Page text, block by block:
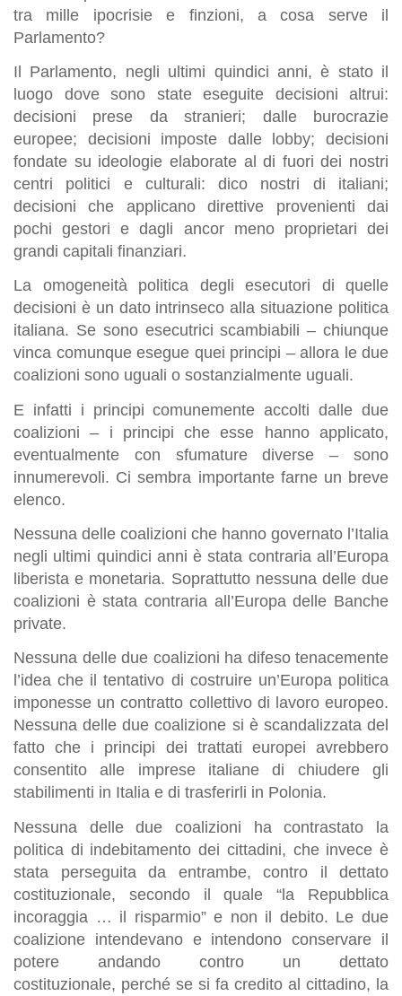
tra mille ipocrisie e finzioni, a cosa serve il
Parlamento?
Il Parlamento, negli ultimi quindici anni, è stato il
luogo dove sono state eseguite decisioni altrui:
decisioni prese da stranieri; dalle burocrazie
europee; decisioni imposte dalle lobby; decisioni
fondate su ideologie elaborate al di fuori dei nostri
centri politici e culturali: dico nostri di italiani;
decisioni che applicano direttive provenienti dai
pochi gestori e dagli ancor meno proprietari dei
grandi capitali finanziari.
La omogeneità politica degli esecutori di quelle
decisioni è un dato intrinseco alla situazione politica
italiana. Se sono esecutrici scambiabili – chiunque
vinca comunque esegue quei principi – allora le due
coalizioni sono uguali o sostanzialmente uguali.
E infatti i principi comunemente accolti dalle due
coalizioni – i principi che esse hanno applicato,
eventualmente con sfumature diverse – sono
innumerevoli. Ci sembra importante farne un breve
elenco.
Nessuna delle coalizioni che hanno governato l’Italia
negli ultimi quindici anni è stata contraria all’Europa
liberista e monetaria. Soprattutto nessuna delle due
coalizioni è stata contraria all’Europa delle Banche
private.
Nessuna delle due coalizioni ha difeso tenacemente
l’idea che il tentativo di costruire un’Europa politica
imponesse un contratto collettivo di lavoro europeo.
Nessuna delle due coalizione si è scandalizzata del
fatto che i principi dei trattati europei avrebbero
consentito alle imprese italiane di chiudere gli
stabilimenti in Italia e di trasferirli in Polonia.
Nessuna delle due coalizioni ha contrastato la
politica di indebitamento dei cittadini, che invece è
stata perseguita da entrambe, contro il dettato
costituzionale, secondo il quale “la Repubblica
incoraggia … il risparmio” e non il debito. Le due
coalizione intendevano e intendono conservare il
potere andando contro un dettato
costituzionale, perché se si fa credito al cittadino, la